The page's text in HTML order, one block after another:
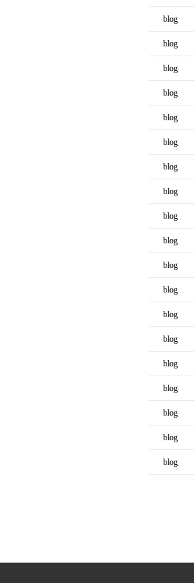
blog
blog
blog
blog
blog
blog
blog
blog
blog
blog
blog
blog
blog
blog
blog
blog
blog
blog
blog